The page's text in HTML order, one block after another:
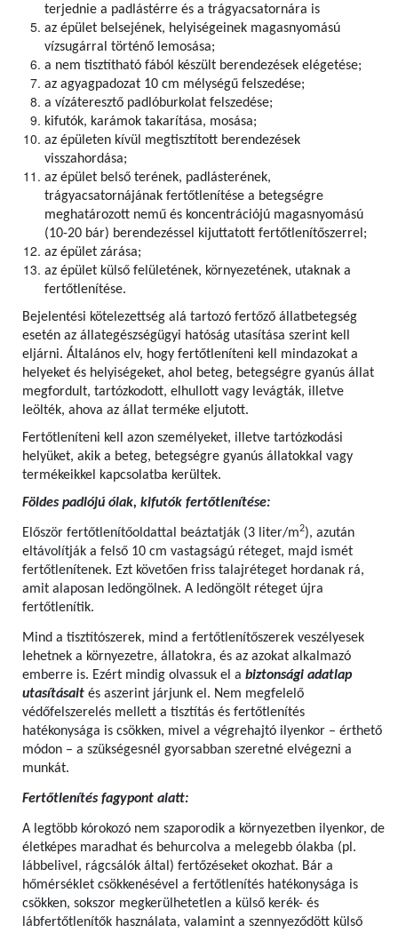
terjednie a padlástérre és a trágyacsatornára is
az épület belsejének, helyiségeinek magasnyomású
vízsugárral történő lemosása;
a nem tisztítható fából készült berendezések elégetése;
az agyagpadozat 10 cm mélységű felszedése;
a vízáteresztő padlóburkolat felszedése;
kifutók, karámok takarítása, mosása;
az épületen kívül megtisztított berendezések
visszahordása;
az épület belső terének, padlásterének,
trágyacsatornájának fertőtlenítése a betegségre
meghatározott nemű és koncentrációjú magasnyomású
(10-20 bár) berendezéssel kijuttatott fertőtlenítőszerrel;
az épület zárása;
az épület külső felületének, környezetének, utaknak a
fertőtlenítése.
Bejelentési kötelezettség alá tartozó fertőző állatbetegség
esetén az állategészségügyi hatóság utasítása szerint kell
eljárni. Általános elv, hogy fertőtleníteni kell mindazokat a
helyeket és helyiségeket, ahol beteg, betegségre gyanús állat
megfordult, tartózkodott, elhullott vagy levágták, illetve
leölték, ahova az állat terméke eljutott.
Fertőtleníteni kell azon személyeket, illetve tartózkodási
helyüket, akik a beteg, betegségre gyanús állatokkal vagy
termékeikkel kapcsolatba kerültek.
Földes padlójú ólak, kifutók fertőtlenítése:
Először fertőtlenítőoldattal beáztatják (3 liter/m2), azután
eltávolítják a felső 10 cm vastagságú réteget, majd ismét
fertőtlenítenek. Ezt követően friss talajréteget hordanak rá,
amit alaposan ledöngölnek. A ledöngölt réteget újra
fertőtlenítik.
Mind a tisztítószerek, mind a fertőtlenítőszerek veszélyesek
lehetnek a környezetre, állatokra, és az azokat alkalmazó
emberre is. Ezért mindig olvassuk el a biztonsági adatlap
utasításait és aszerint járjunk el. Nem megfelelő
védőfelszerelés mellett a tisztítás és fertőtlenítés
hatékonysága is csökken, mivel a végrehajtó ilyenkor – érthető
módon – a szükségesnél gyorsabban szeretné elvégezni a
munkát.
Fertőtlenítés fagypont alatt:
A legtöbb kórokozó nem szaporodik a környezetben ilyenkor, de
életképes maradhat és behurcolva a melegebb ólakba (pl.
lábbelivel, rágcsálók által) fertőzéseket okozhat. Bár a
hőmérséklet csökkenésével a fertőtlenítés hatékonysága is
csökken, sokszor megkerülhetetlen a külső kerék- és
lábfertőtlenítők használata, valamint a szennyeződött külső